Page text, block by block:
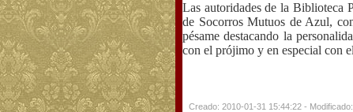
Las autoridades dela Biblioteca
de Socorros Mutuos de Azul,
pésame destacando la
con el prójimo y en especial con
Creado: 2010-01-31 15:44:22 -